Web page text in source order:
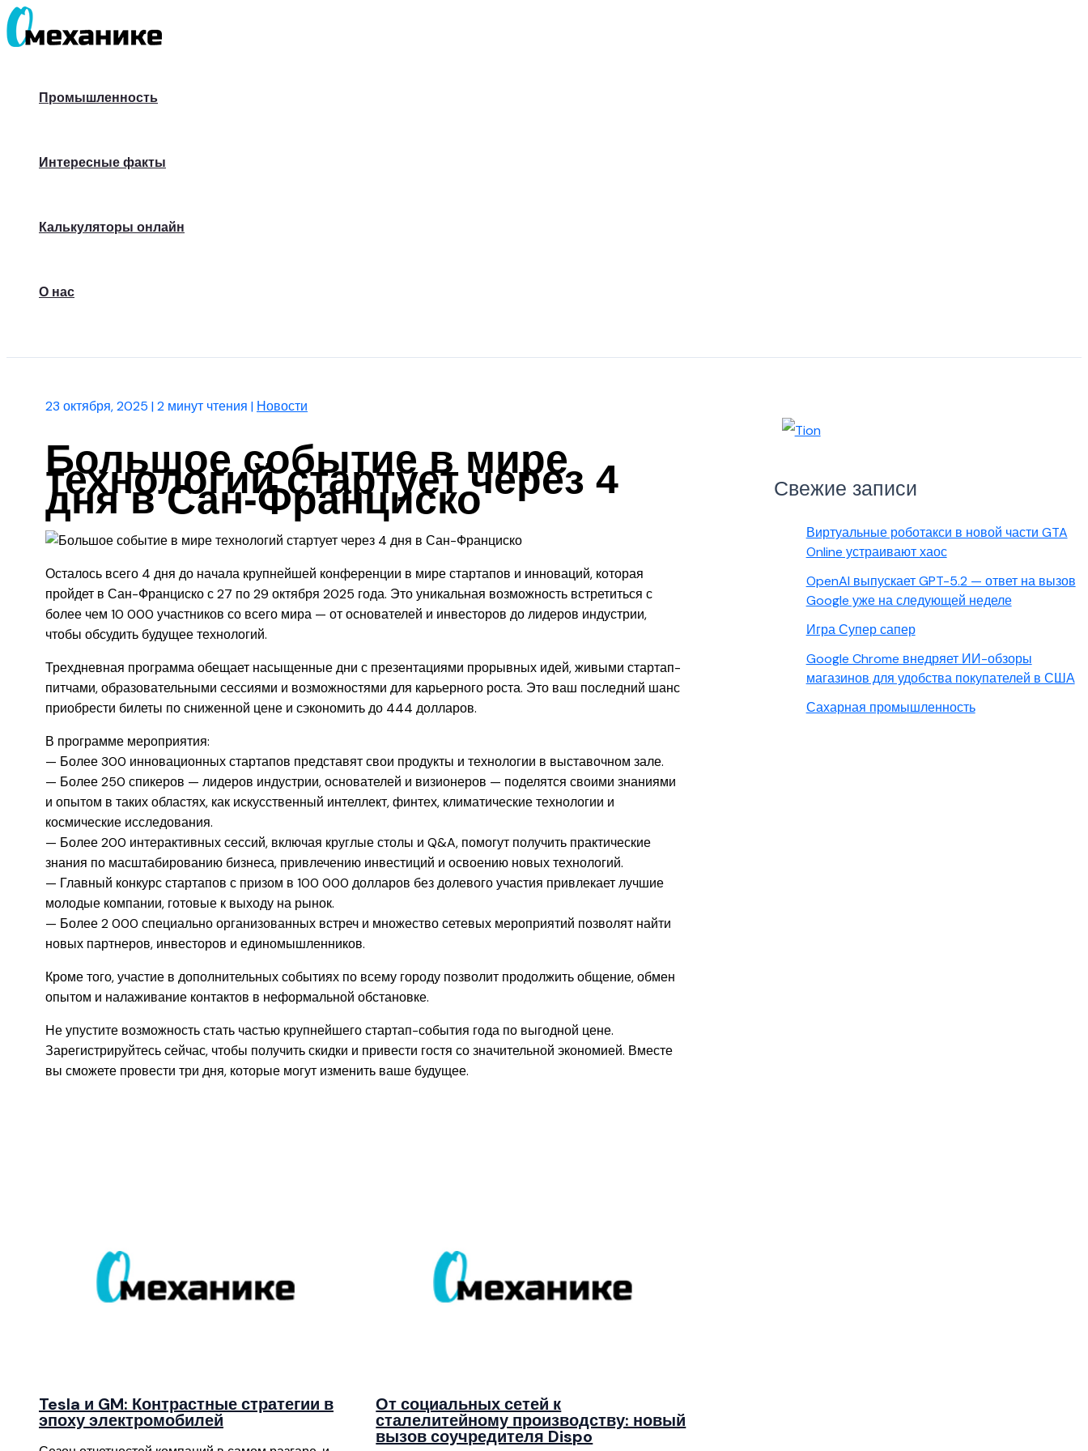
Перейти
к
Промышленность
Интересные факты
Калькуляторы онлайн
О нас
23 октября, 2025 |2 минут чтения | Новости
Большое событие в мире
технологий стартует через 4
дня в Сан-Франциско
Осталось всего 4 дня до начала крупнейшей конференции в мире стартапов и инноваций, которая
пройдет в Сан-Франциско с 27 по 29 октября 2025 года. Это уникальная возможность встретиться с
более чем 10 000 участников со всего мира — от основателей и инвесторов до лидеров индустрии,
чтобы обсудить будущее технологий.
Трехдневная программа обещает насыщенные дни с презентациями прорывных идей, живыми стартап-
питчами, образовательными сессиями и возможностями для карьерного роста. Это ваш последний шанс
приобрести билеты по сниженной цене и сэкономить до 444 долларов.
В программе мероприятия:
— Более 300 инновационных стартапов представят свои продукты и технологии в выставочном зале.
— Более 250 спикеров — лидеров индустрии, основателей и визионеров — поделятся своими знаниями
и опытом в таких областях, как искусственный интеллект, финтех, климатические технологии и
космические исследования.
— Более 200 интерактивных сессий, включая круглые столы и Q&A, помогут получить практические
знания по масштабированию бизнеса, привлечению инвестиций и освоению новых технологий.
— Главный конкурс стартапов с призом в 100 000 долларов без долевого участия привлекает лучшие
молодые компании, готовые к выходу на рынок.
— Более 2 000 специально организованных встреч и множество сетевых мероприятий позволят найти
новых партнеров, инвесторов и единомышленников.
Кроме того, участие в дополнительных событиях по всему городу позволит продолжить общение, обмен
опытом и налаживание контактов в неформальной обстановке.
Не упустите возможность стать частью крупнейшего стартап-события года по выгодной цене.
Зарегистрируйтесь сейчас, чтобы получить скидки и привести гостя со значительной экономией. Вместе
вы сможете провести три дня, которые могут изменить ваше будущее.
Tesla и GM: Контрастные стратегии в
эпоху электромобилей
От социальных сетей к
сталелитейному производству: новый
вызов соучредителя Dispo
Свежие записи
Виртуальные роботакси в новой части GTA
Online устраивают хаос
OpenAI выпускает GPT-5.2 — ответ на вызов
Google уже на следующей неделе
Игра Супер сапер
Google Chrome внедряет ИИ-обзоры
магазинов для удобства покупателей в США
Сахарная промышленность